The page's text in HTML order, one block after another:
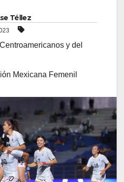
Téllez
y del
Mexicana Femenil